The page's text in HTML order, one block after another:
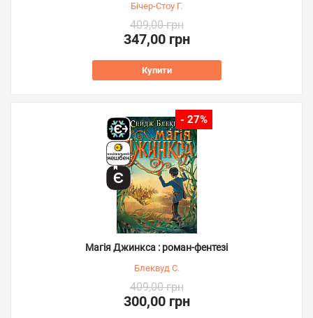
Бічер-Стоу Г.
409,00 грн
347,00 грн
Купити
- 27%
Магія Джинкса : роман-фентезі
Блеквуд С.
409,00 грн
300,00 грн